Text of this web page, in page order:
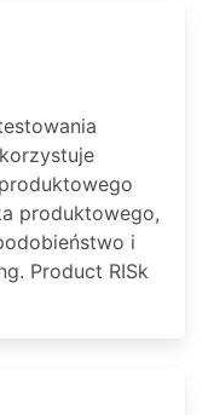
produktowego,
i
Product RISk